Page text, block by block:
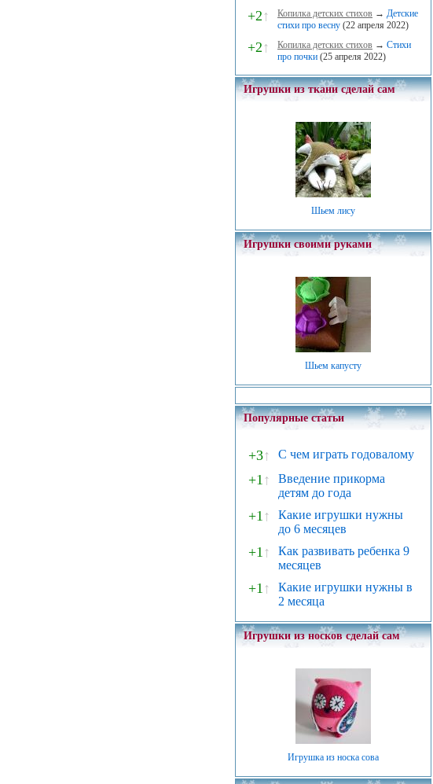
+2↑ Копилка детских стихов → Детские
стихи про весну (22 апреля 2022)
+2↑ Копилка детских стихов → Стихи
про почки (25 апреля 2022)
Игрушки из ткани сделай сам
Шьем лису
Игрушки своими руками
Шьем капусту
Популярные статьи
+3↑ С чем играть годовалому
+1↑
Введение прикорма
детям до года
+1↑
Какие игрушки нужны
до 6 месяцев
+1↑
Как развивать ребенка 9
месяцев
+1↑
Какие игрушки нужны в
2 месяца
Игрушки из носков сделай сам
Игрушка из носка сова